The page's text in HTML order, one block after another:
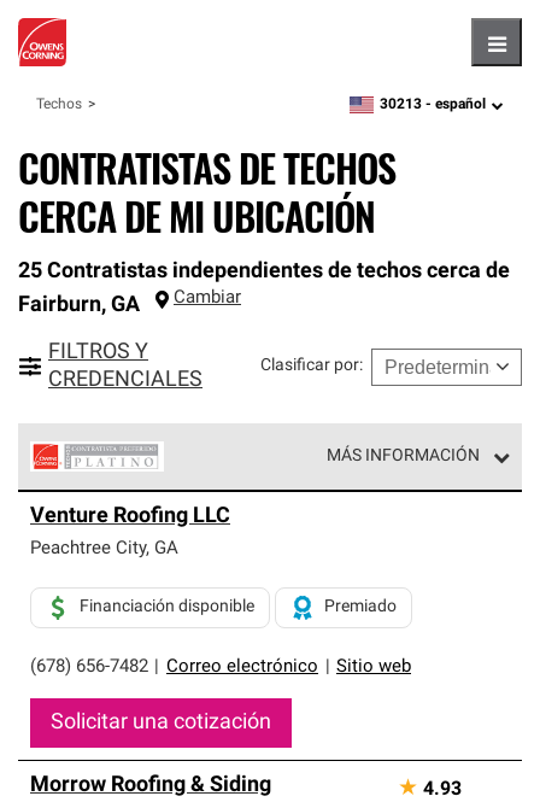
Techos zipcode,language
30213 - español
CONTRATISTAS DE TECHOS
CERCA DE MI UBICACIÓN
25 Contratistas independientes de techos cerca de
Fairburn, GA Cambiar
FILTROS Y
CREDENCIALES
Clasificar por:
MÁS INFORMACIÓN
Corning constituyen el nivel superior de nuestra red
exclusiva y cumplen con estándares estrictos de
Solo ellos pueden ofrecer nuestra mejor garantía de
sistemas de techos.
Venture Roofing LLC
Peachtree City, GA
(678) 656-7482 Correo electrónico Sitio web
Financiación disponible Premiado
Solicitar una cotización
Morrow Roofing & Siding ★ 4.93